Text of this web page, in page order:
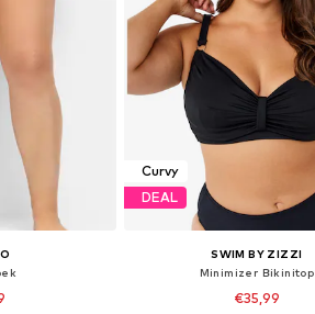
Curvy
DEAL
SWIM BY ZIZZI
Minimizer Bikinitop
€35,99